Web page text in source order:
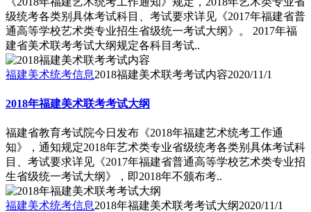
级统考各类别具体考试科目、考试要求详见《2017年福建省普
通高等学校艺术类专业招生省级统一考试大纲》。 2017年福
建省美术联考考试大纲规定各科目考试..
福建美术统考信息2018福建美术联考考试内容2020/11/1
2018年福建美术联考考试大纲
福建省教育考试院今日发布《2018年福建艺术统考工作通
知》，通知规定2018年艺术类专业省级统考各类别具体考试科
目、考试要求详见《2017年福建省普通高等学校艺术类专业招
生省级统一考试大纲》，即2018年不颁布考..
福建美术统考信息2018年福建美术联考考试大纲2020/11/1